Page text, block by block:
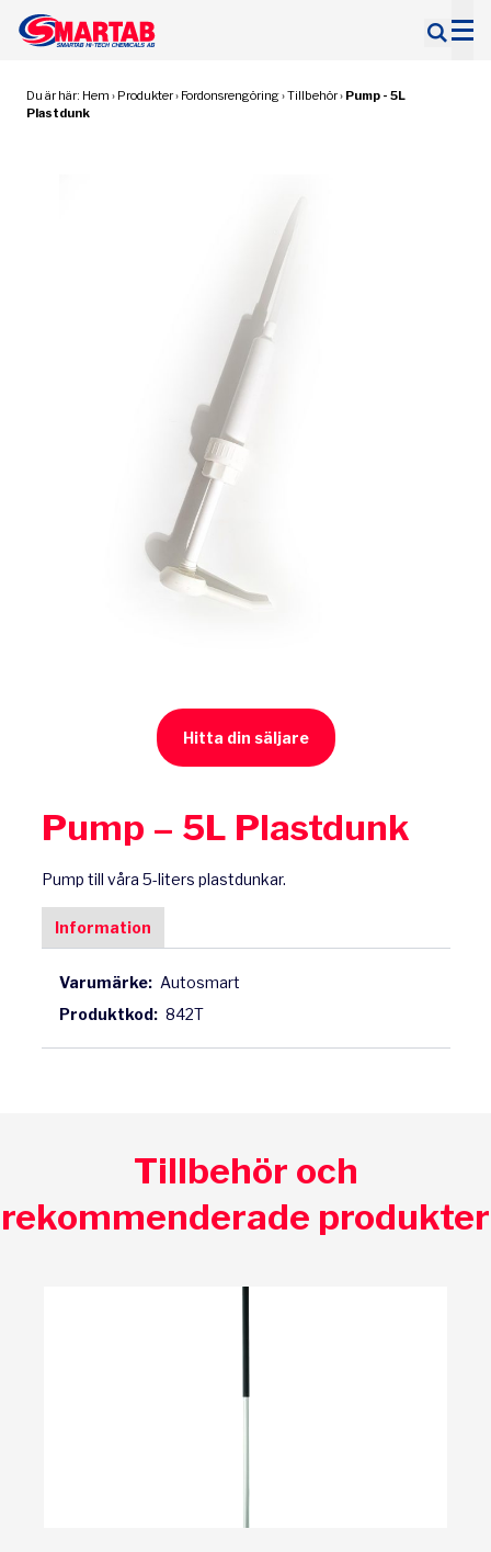
Sök
Du är här: Hem › Produkter› Fordonsrengöring›Tillbehör› Pump - 5L
Plastdunk
Hitta din säljare
Pump – 5L Plastdunk
Pump till våra 5-liters plastdunkar.
Information
Varumärke: Autosmart
Produktkod: 842T
Tillbehör och
rekommenderade produkter